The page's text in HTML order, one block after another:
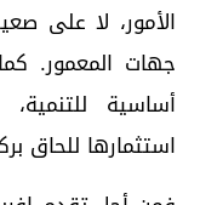
الأمور، لا على
جهات المعمور.
أساسية
استثمارها للحاق